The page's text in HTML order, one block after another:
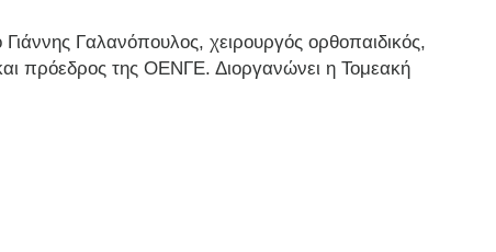
Γαλανόπουλος, χειρουργός ορθοπαιδικός,
πρόεδρος της ΟΕΝΓΕ. Διοργανώνει η Τομεακή